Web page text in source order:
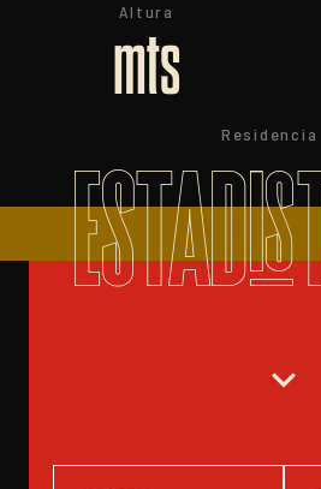
Altura
mts
Residencia
expand_more